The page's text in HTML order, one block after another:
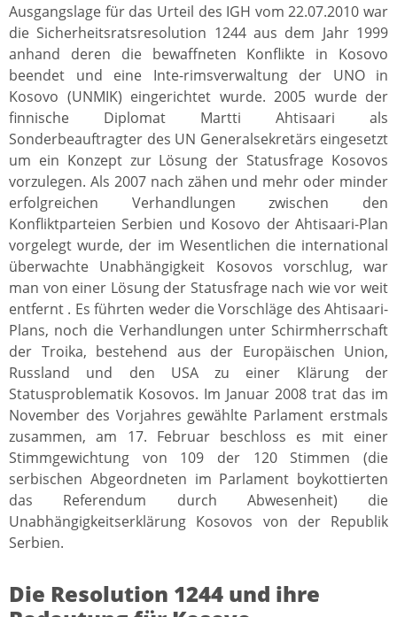
Ausgangslage für das Urteil des IGH vom 22.07.2010 war
die Sicherheitsratsresolution 1244 aus dem Jahr 1999
anhand deren die bewaffneten Konflikte in Kosovo
beendet und eine Inte-rimsverwaltung der UNO in
Kosovo (UNMIK) eingerichtet wurde. 2005 wurde der
finnische Diplomat Martti Ahtisaari als
Sonderbeauftragter des UN Generalsekretärs eingesetzt
um ein Konzept zur Lösung der Statusfrage Kosovos
vorzulegen. Als 2007 nach zähen und mehr oder minder
erfolgreichen Verhandlungen zwischen den
Konfliktparteien Serbien und Kosovo der Ahtisaari-Plan
vorgelegt wurde, der im Wesentlichen die international
überwachte Unabhängigkeit Kosovos vorschlug, war
man von einer Lösung der Statusfrage nach wie vor weit
entfernt . Es führten weder die Vorschläge des Ahtisaari-
Plans, noch die Verhandlungen unter Schirmherrschaft
der Troika, bestehend aus der Europäischen Union,
Russland und den USA zu einer Klärung der
Statusproblematik Kosovos. Im Januar 2008 trat das im
November des Vorjahres gewählte Parlament erstmals
zusammen, am 17. Februar beschloss es mit einer
Stimmgewichtung von 109 der 120 Stimmen (die
serbischen Abgeordneten im Parlament boykottierten
das Referendum durch Abwesenheit) die
Unabhängigkeitserklärung Kosovos von der Republik
Serbien.
Die Resolution 1244 und ihre